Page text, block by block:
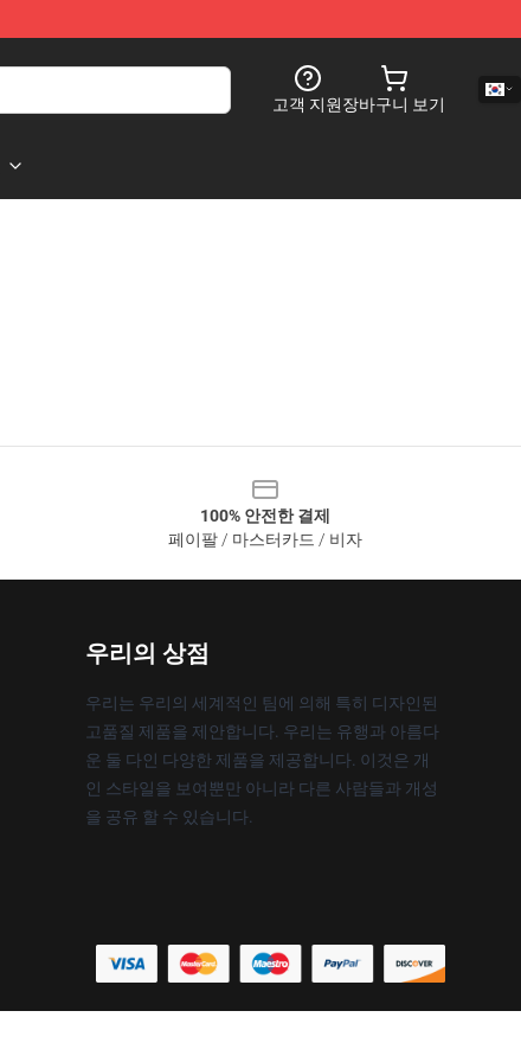
고객 지원장바구니 보기
100% 안전한 결제
페이팔 / 마스터카드 / 비자
우리의 상점
우리는 우리의 세계적인 팀에 의해 특히 디자인된
고품질 제품을 제안합니다. 우리는 유행과 아름다
운 둘 다인 다양한 제품을 제공합니다. 이것은 개
인 스타일을 보여뿐만 아니라 다른 사람들과 개성
을 공유 할 수 있습니다.